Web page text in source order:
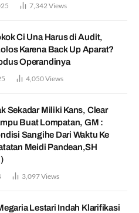
7,342 Views
Ci Una Harus di Audit,
Karena Back Up Aparat?
Operandinya
4,050Views
Sekadar Miliki Kans, Clear
Buat Lompatan, GM :
Sangihe Dari Waktu Ke
Meidi Pandean,SH
3,097Views
Lestari Indah Klarifikasi